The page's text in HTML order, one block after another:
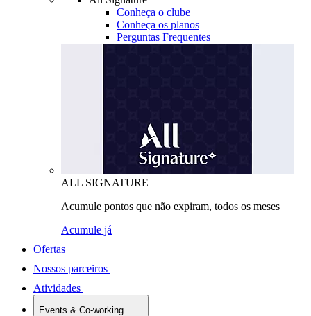
Conheça o clube
Conheça os planos
Perguntas Frequentes
ALL SIGNATURE
Acumule pontos que não expiram, todos os meses
Acumule já
Ofertas
Nossos parceiros
Atividades
Events & Co-working